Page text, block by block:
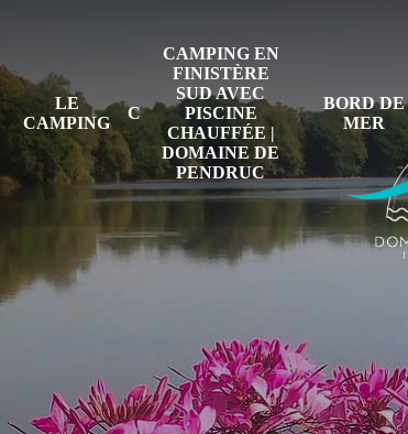
LE
CAMPING
CAMPING EN
FINISTÈRE
SUD AVEC
PISCINE
CHAUFFÉE |
DOMAINE DE
PENDRUC
BORD DE
MER